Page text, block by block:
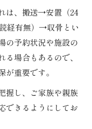
は、搬送→安置（24
経有無）→収骨とい
の予約状況や施設の
場合もあるので、
重要です。
握し、ご家族や親族
できるようにしてお